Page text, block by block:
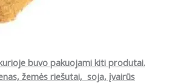
buvo pakuojami kiti produtai.
žemės riešutai, soja, įvairūs